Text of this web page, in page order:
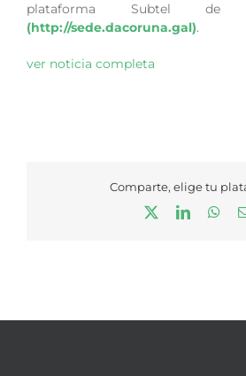
plataforma Subtel de
(http://sede.dacoruna.gal).
ver noticia completa
Comparte, elige tu
LinkedIn